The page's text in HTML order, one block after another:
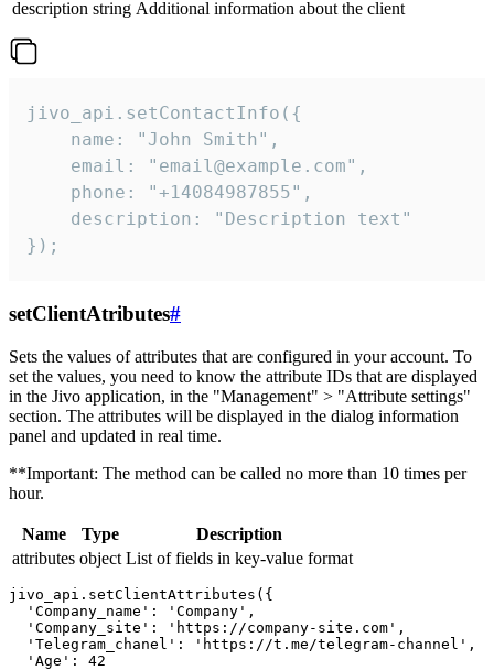
description string Additional information about the client
jivo_api.setContactInfo({
    name: "John Smith",
    email: "email@example.com",
    phone: "+14084987855",
    description: "Description text"
});
setClientAtributes#
Sets the values ​​of attributes that are configured in your account. To
set the values, you need to know the attribute IDs that are displayed
in the Jivo application, in the "Management" > "Attribute settings"
section. The attributes will be displayed in the dialog information
panel and updated in real time.
**Important: The method can be called no more than 10 times per
hour.
Name Type
Description
attributes object List of fields in key-value format
jivo_api.setClientAttributes({
  'Company_name': 'Company',
  'Company_site': 'https://company-site.com',
  'Telegram_chanel': 'https://t.me/telegram-channel',
  'Age': 42